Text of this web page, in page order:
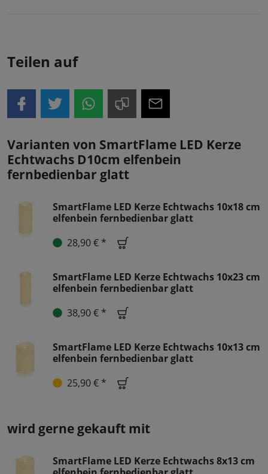
Teilen auf
Varianten von SmartFlame LED Kerze
Echtwachs D10cm elfenbein
fernbedienbar glatt
SmartFlame LED Kerze Echtwachs 10x18 cm
elfenbein fernbedienbar glatt
28,90 € *
SmartFlame LED Kerze Echtwachs 10x23 cm
elfenbein fernbedienbar glatt
38,90 € *
SmartFlame LED Kerze Echtwachs 10x13 cm
elfenbein fernbedienbar glatt
25,90 € *
wird gerne gekauft mit
SmartFlame LED Kerze Echtwachs 8x13 cm